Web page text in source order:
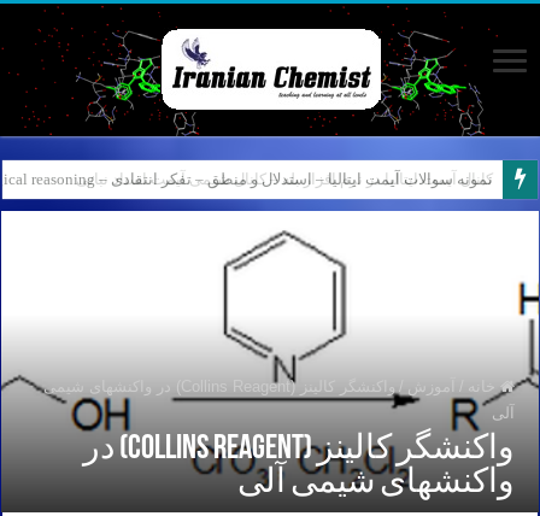
کانال آیمت ایتالیا در نرم افزار بله – کانال شیمی آیمت استاد نباتی
خانه / آموزش /
واکنشگر کالینز (Collins Reagent) در واکنشهای شیمی
آلی
واکنشگر کالینز (Collins Reagent) در
واکنشهای شیمی آلی